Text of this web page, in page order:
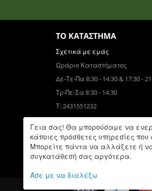
ΤΟ ΚΑΤΆΣΤΗΜΑ
Σχετικά με εμάς
Ωράριο Καταστήματος
Δε-Τε-Πα 8:30 - 14:30 & 17:30 -
Τρ-Πε-Σα 8:30 - 14:30
Τ: 2431551232
Τ: 6931832390
Δε-Πα 9:00 - 17:00
Γεια σας! Θα μπορούσαμε να
κάποιες πρόσθετες υπηρεσίες που
Μπορείτε πάντα να αλλάξετε ή
συγκατάθεσή σας αργότερα.
Άσε με να διαλέξω